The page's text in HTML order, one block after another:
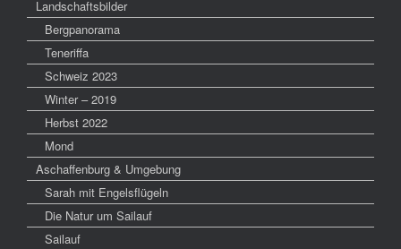
Landschaftsbilder
Bergpanorama
Teneriffa
Schweiz 2023
Winter – 2019
Herbst 2022
Mond
Aschaffenburg & Umgebung
Sarah mit Engelsflügeln
Die Natur um Sailauf
Sailauf